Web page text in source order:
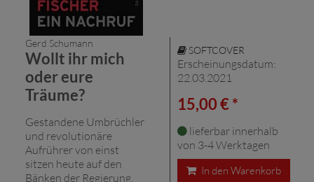
Gerd Schumann
Wollt ihr mich
oder eure
Träume?
Gestandene Umbrüchler
und revolutionäre
Aufrührer von einst
sitzen heute auf den
Bänken der Regierung.
SOFTCOVER
Erscheinungsdatum:
22.03.2021
15,00 € *
lieferbar innerhalb
von 3-4 Werktagen
In den Warenkorb